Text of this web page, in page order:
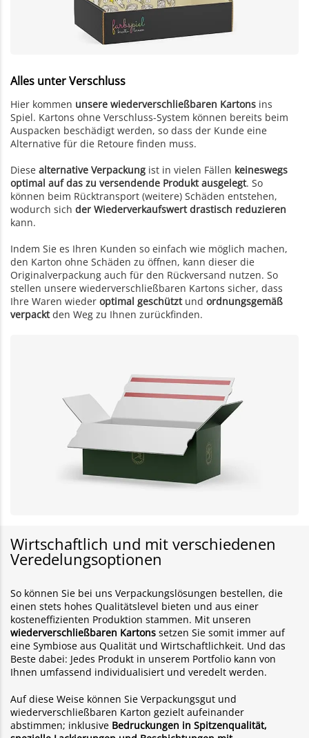
Alles unter Verschluss
Hier kommen unsere wiederverschließbaren Kartons ins
Spiel. Kartons ohne Verschluss-System können bereits beim
Auspacken beschädigt werden, so dass der Kunde eine
Alternative für die Retoure finden muss.
Diese alternative Verpackung ist in vielen Fällen keineswegs
optimal auf das zu versendende Produkt ausgelegt. So
können beim Rücktransport (weitere) Schäden entstehen,
wodurch sich der Wiederverkaufswert drastisch reduzieren
kann.
Indem Sie es Ihren Kunden so einfach wie möglich machen,
den Karton ohne Schäden zu öffnen, kann dieser die
Originalverpackung auch für den Rückversand nutzen. So
stellen unsere wiederverschließbaren Kartons sicher, dass
Ihre Waren wieder optimal geschützt und ordnungsgemäß
verpacktden Weg zu Ihnen zurückfinden.
Wirtschaftlich und mit verschiedenen
Veredelungsoptionen
So können Sie bei uns Verpackungslösungen bestellen, die
einen stets hohes Qualitätslevel bieten und aus einer
kosteneffizienten Produktion stammen. Mit unseren
wiederverschließbaren Kartons setzen Sie somit immer auf
eine Symbiose aus Qualität und Wirtschaftlichkeit. Und das
Beste dabei: Jedes Produkt in unserem Portfolio kann von
Ihnen umfassend individualisiert und veredelt werden.
Auf diese Weise können Sie Verpackungsgut und
wiederverschließbaren Karton gezielt aufeinander
abstimmen; inklusive Bedruckungen in Spitzenqualität,